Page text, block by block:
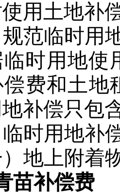
用土地补
规范临时用
时用地使
费和土地
补偿只包
时用地补
）地上附着
苗补偿费